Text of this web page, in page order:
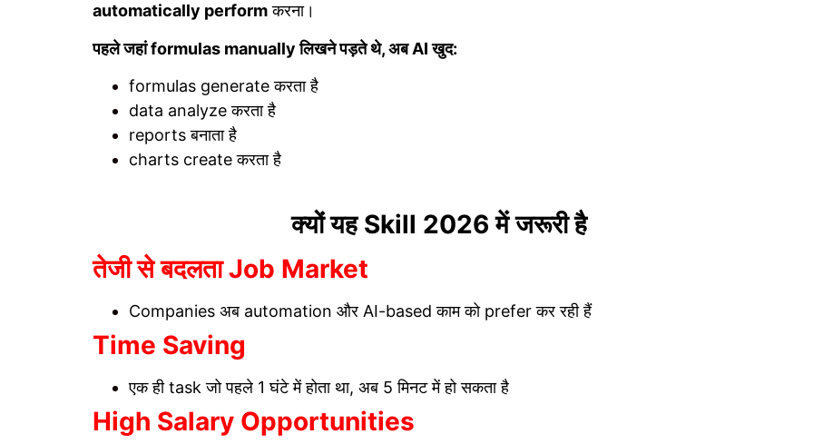
automatically performकरना।
पहले जहां formulas manually लिखने पड़ते थे, अब AI खुद:
formulas generate करता है
data analyze करता है
reports बनाता है
charts create करता है
क्यों यह Skill 2026 में जरूरी है
तेजी से बदलता Job Market
Companies अब automation और AI-based काम को prefer कर रही हैं
Time Saving
एक ही task जो पहले 1 घंटे में होता था, अब 5 मिनट में हो सकता है
High Salary Opportunities